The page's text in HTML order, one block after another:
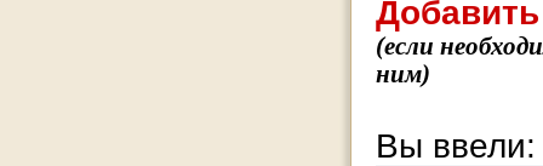
(если
ним)
Вы